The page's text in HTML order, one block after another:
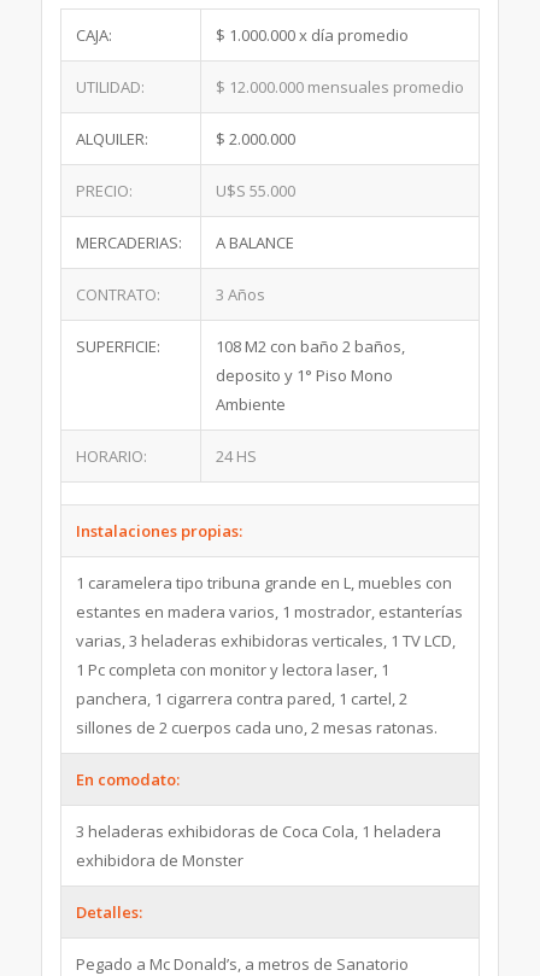
CAJA: $ 1.000.000 x día promedio
UTILIDAD: $ 12.000.000 mensuales promedio
ALQUILER: $ 2.000.000
PRECIO: U$S 55.000
MERCADERIAS: A BALANCE
CONTRATO: 3 Años
SUPERFICIE:
108 M2 con baño 2 baños,
deposito y 1° Piso Mono
Ambiente
HORARIO: 24 HS
Instalaciones propias:
1 caramelera tipo tribuna grande en L, muebles con
estantes en madera varios, 1 mostrador, estanterías
varias, 3 heladeras exhibidoras verticales, 1 TV LCD,
1 Pc completa con monitor y lectora laser, 1
panchera, 1 cigarrera contra pared, 1 cartel, 2
sillones de 2 cuerpos cada uno, 2 mesas ratonas.
En comodato:
3 heladeras exhibidoras de Coca Cola, 1 heladera
exhibidora de Monster
Detalles:
Pegado a Mc Donald’s, a metros de Sanatorio